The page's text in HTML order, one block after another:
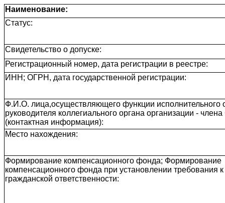
Наименование:
Статус:
Свидетельство о допуске:
Регистрационный номер, дата регистрации в реестре:
ИНН; ОГРН, дата государственной регистрации:
Ф.И.О. лица,осуществляющего функции исполнительного
руководителя коллегиального органа организации -
(контактная информация):
Место нахождения:
Формирование компенсационного фонда; Формирование
компенсационного фонда при установлении требования
гражданской ответственности: